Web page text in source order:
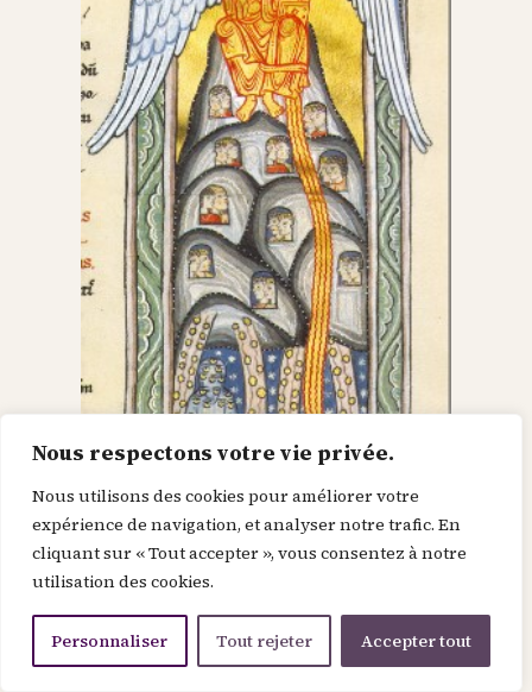
Nous respectons votre vie privée.
Nous utilisons des cookies pour améliorer votre
expérience de navigation, et analyser notre trafic. En
cliquant sur « Tout accepter », vous consentez à notre
utilisation des cookies.
Personnaliser Tout rejeter Accepter tout
Dieu dans le Christ,
recherche l’homme et
le renouvelle